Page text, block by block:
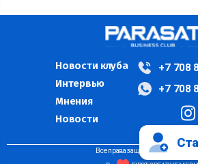
Новости клуба
Интервью
Мнения
Новости
+7 708
+7 708
Все права защищены ©PARASAT,